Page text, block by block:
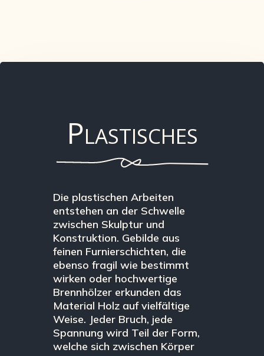
Plastisches
Die plastischen Arbeiten
entstehen an der Schwelle
zwischen Skulptur und
Konstruktion. Gebilde aus
feinen Furnierschichten, die
ebenso fragil wie bestimmt
wirken oder hochwertige
Brennhölzer erkunden das
Material Holz auf vielfältige
Weise. Jeder Bruch, jede
Spannung wird Teil der Form,
welche sich zwischen Körper